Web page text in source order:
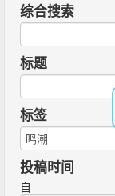
综合搜索
标题
标签
投稿时间
自